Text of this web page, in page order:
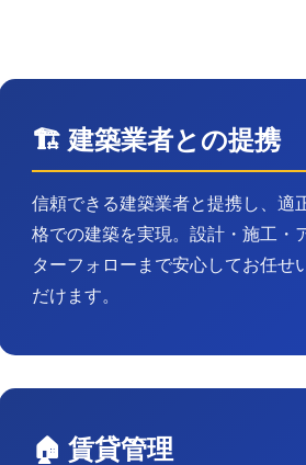
🏗️ 建築業者との提携
信頼できる建築業者と提携し、適
格での建築を実現。設計・施工・
ターフォローまで安心してお任せ
だけます。
🏠 賃貸管理